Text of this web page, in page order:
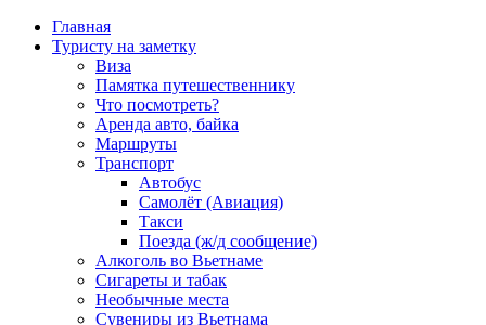
Главная
Туристу на заметку
Виза
Памятка путешественнику
Что посмотреть?
Аренда авто, байка
Маршруты
Транспорт
Автобус
Самолёт (Авиация)
Такси
Поезда (ж/д сообщение)
Алкоголь во Вьетнаме
Сигареты и табак
Необычные места
Сувениры из Вьетнама